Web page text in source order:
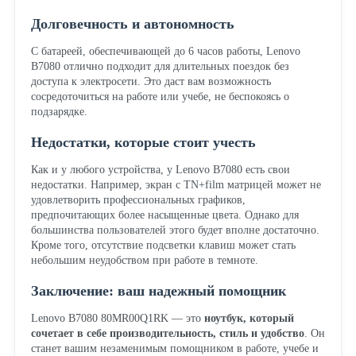
Долговечность и автономность
С батареей, обеспечивающей до 6 часов работы, Lenovo
B7080 отлично подходит для длительных поездок без
доступа к электросети. Это даст вам возможность
сосредоточиться на работе или учебе, не беспокоясь о
подзарядке.
Недостатки, которые стоит учесть
Как и у любого устройства, у Lenovo B7080 есть свои
недостатки. Например, экран с TN+film матрицей может не
удовлетворить профессиональных графиков,
предпочитающих более насыщенные цвета. Однако для
большинства пользователей этого будет вполне достаточно.
Кроме того, отсутствие подсветки клавиш может стать
небольшим неудобством при работе в темноте.
Заключение: ваш надежный помощник
Lenovo B7080 80MR00Q1RK — это ноутбук, который
сочетает в себе производительность, стиль и удобство. Он
станет вашим незаменимым помощником в работе, учебе и